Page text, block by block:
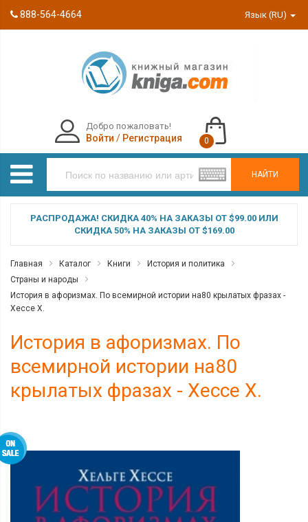
888-564-4664 Язык (RU)
НАЙТИ
Добро пожаловать!
Войти / Регистрация 0
РАСПРОДАЖА! СКИДКА 40% НА ЗАКАЗЫ ОТ $99.00 ИЛИ
СКИДКА 50% НА ЗАКАЗЫ ОТ $169.00
Главная Каталог Книги
История и политика
Страны и народы
История в афоризмах. По всемирной истории на80 крылатых фразах -
Хессе Х.
История в афоризмах. По
всемирной истории на80
крылатых фразах - Хессе Х.